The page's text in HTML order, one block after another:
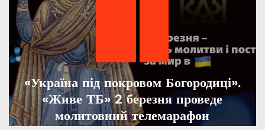
«Україна під покровом Богородиці».
«Живе ТБ» 2 березня проведе
молитовний телемарафон